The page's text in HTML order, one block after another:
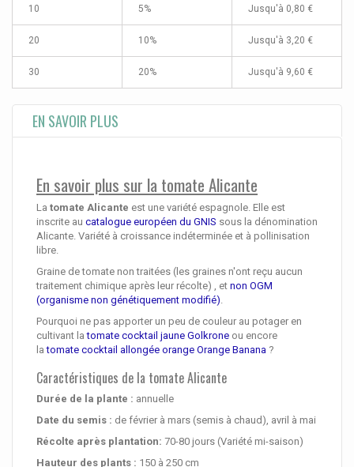
10 5% Jusqu'à 0,80 €
20 10% Jusqu'à 3,20 €
30 20% Jusqu'à 9,60 €
EN SAVOIR PLUS
En savoir plus sur la tomate Alicante
La tomate Alicante est une variété espagnole. Elle est
inscrite au catalogue européen du GNIS sous la dénomination
Alicante. Variété à croissance indéterminée et à pollinisation
libre.
Graine de tomate non traitées (les graines n'ont reçu aucun
traitement chimique après leur récolte) , et non OGM
(organisme non génétiquement modifié).
Pourquoi ne pas apporter un peu de couleur au potager en
cultivant latomate cocktail jaune Golkrone ou encore
latomate cocktail allongée orange Orange Banana ?
Caractéristiques de la tomate Alicante
Durée de la plante : annuelle
Date du semis : de février à mars (semis à chaud), avril à mai
Récolte après plantation: 70-80 jours (Variété mi-saison)
Hauteur des plants : 150 à 250 cm